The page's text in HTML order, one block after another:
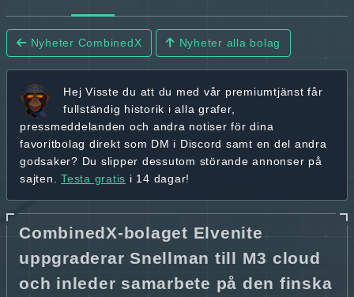
Nyheter CombinedX Nyheter alla bolag
Hej Visste du att du med vår premiumtjänst får
fullständig historik i alla grafer,
pressmeddelanden och andra notiser för dina
favoritbolag direkt som DM i Discord samt en del andra
godsaker? Du slipper dessutom störande annonser på
sajten. Testa gratis i 14 dagar!
CombinedX-bolaget Elvenite
uppgraderar Snellman till M3 cloud
och inleder samarbete på den finska